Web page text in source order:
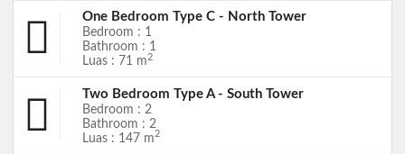
One Bedroom Type C - North Tower
Bedroom : 1
Bathroom : 1
Luas : 71 m 2
Two Bedroom Type A - South Tower
Bedroom : 2
Bathroom : 2
Luas : 147 m2